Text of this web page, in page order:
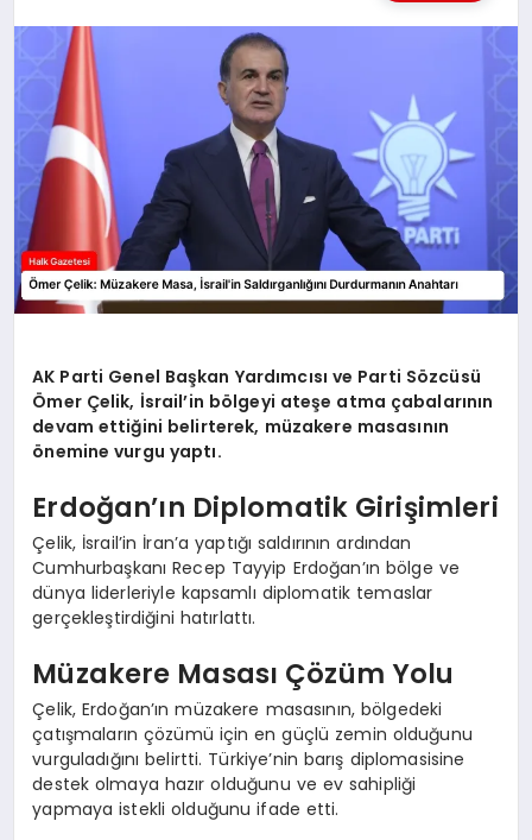
TEKNOLOJI
YAŞAM
AK Parti Genel Başkan Yardımcısı ve Parti Sözcüsü
Ömer Çelik, İsrail’in bölgeyi ateşe atma çabalarının
devam ettiğini belirterek, müzakere masasının
önemine vurgu yaptı.
Erdoğan’ın Diplomatik Girişimleri
Çelik, İsrail’in İran’a yaptığı saldırının ardından
Cumhurbaşkanı Recep Tayyip Erdoğan’ın bölge ve
dünya liderleriyle kapsamlı diplomatik temaslar
gerçekleştirdiğini hatırlattı.
Müzakere Masası Çözüm Yolu
Çelik, Erdoğan’ın müzakere masasının, bölgedeki
çatışmaların çözümü için en güçlü zemin olduğunu
vurguladığını belirtti. Türkiye’nin barış diplomasisine
destek olmaya hazır olduğunu ve ev sahipliği
yapmaya istekli olduğunu ifade etti.